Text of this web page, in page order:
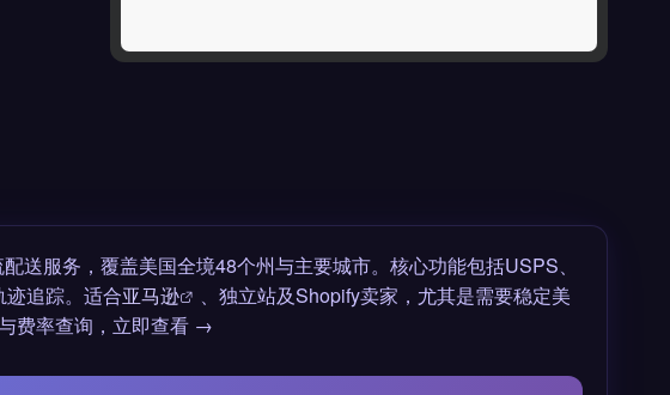
送服务，覆盖美国全境48个州与主要城市。核心功能包括USPS、
追踪。适合亚马逊
、独立站及Shopify卖家，尤其是需要稳定美
费率查询，立即查看 →